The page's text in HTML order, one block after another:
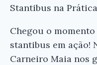
Stantibus na Prática
Chegou o
stantibus em ação!
Carneiro Maia nos